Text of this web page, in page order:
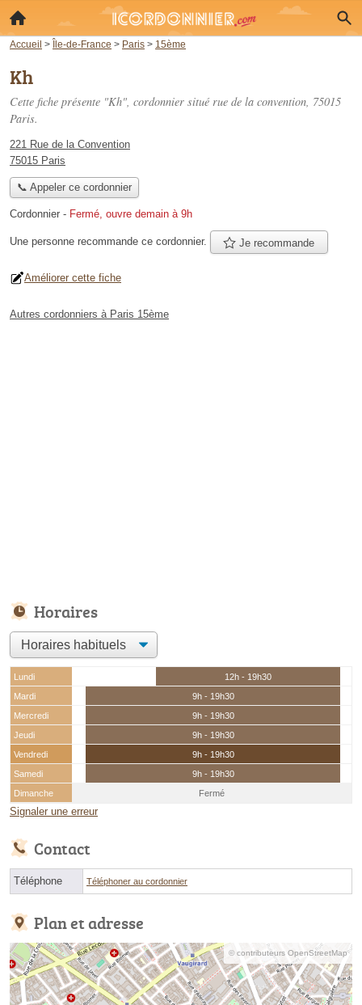
Accueil > Île-de-France > Paris > 15ème
Kh
Cette fiche présente "Kh", cordonnier situé rue de la convention, 75015
Paris.
221 Rue de la Convention
75015 Paris
📞 Appeler ce cordonnier
Cordonnier - Fermé, ouvre demain à 9h
Une personne recommande ce cordonnier. Je recommande
Améliorer cette fiche
Autres cordonniers à Paris 15ème
Horaires
Lundi
12h - 19h30
Mardi
9h - 19h30
Mercredi
9h - 19h30
Jeudi
9h - 19h30
Vendredi
9h - 19h30
Samedi
9h - 19h30
Dimanche
Fermé
Signaler une erreur
Contact
Téléphone Téléphoner au cordonnier
Plan et adresse
© contributeurs OpenStreetMap